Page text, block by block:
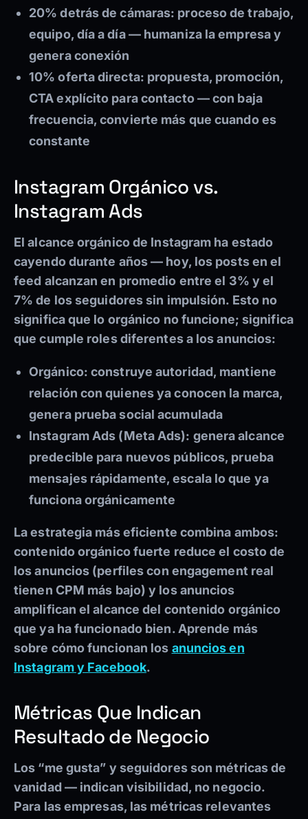
20% detrás de cámaras: proceso de trabajo,
equipo, día a día — humaniza la empresa y
genera conexión
10% oferta directa: propuesta, promoción,
CTA explícito para contacto — con baja
frecuencia, convierte más que cuando es
constante
Instagram Orgánico vs.
Instagram Ads
El alcance orgánico de Instagram ha estado
cayendo durante años — hoy, los posts en el
feed alcanzan en promedio entre el 3% y el
7% de los seguidores sin impulsión. Esto no
significa que lo orgánico no funcione; significa
que cumple roles diferentes a los anuncios:
Orgánico: construye autoridad, mantiene
relación con quienes ya conocen la marca,
genera prueba social acumulada
Instagram Ads (Meta Ads): genera alcance
predecible para nuevos públicos, prueba
mensajes rápidamente, escala lo que ya
funciona orgánicamente
La estrategia más eficiente combina ambos:
contenido orgánico fuerte reduce el costo de
los anuncios (perfiles con engagement real
tienen CPM más bajo) y los anuncios
amplifican el alcance del contenido orgánico
que ya ha funcionado bien. Aprende más
sobre cómo funcionan los anuncios en
Instagram y Facebook.
Métricas Que Indican
Resultado de Negocio
Los “me gusta” y seguidores son métricas de
vanidad — indican visibilidad, no negocio.
Para las empresas, las métricas relevantes